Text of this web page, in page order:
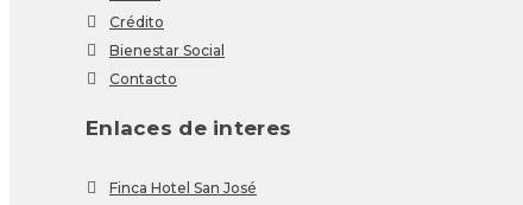
Crédito
Bienestar Social
Contacto
Enlaces de interes
Finca Hotel San José